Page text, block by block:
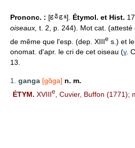
Prononc. : [ ]. Étymol. et Hist.
oiseaux, t. 2, p. 244). Mot cat. (attesté
de même que l'esp. (dep. XIIIe s.) et le
onomat. d'apr. le cri de cet oiseau (v.
13.
1. ganga [gɑ̃ga] n. m.
ÉTYM. XVIIIe , Cuvier, Buffon (1771);